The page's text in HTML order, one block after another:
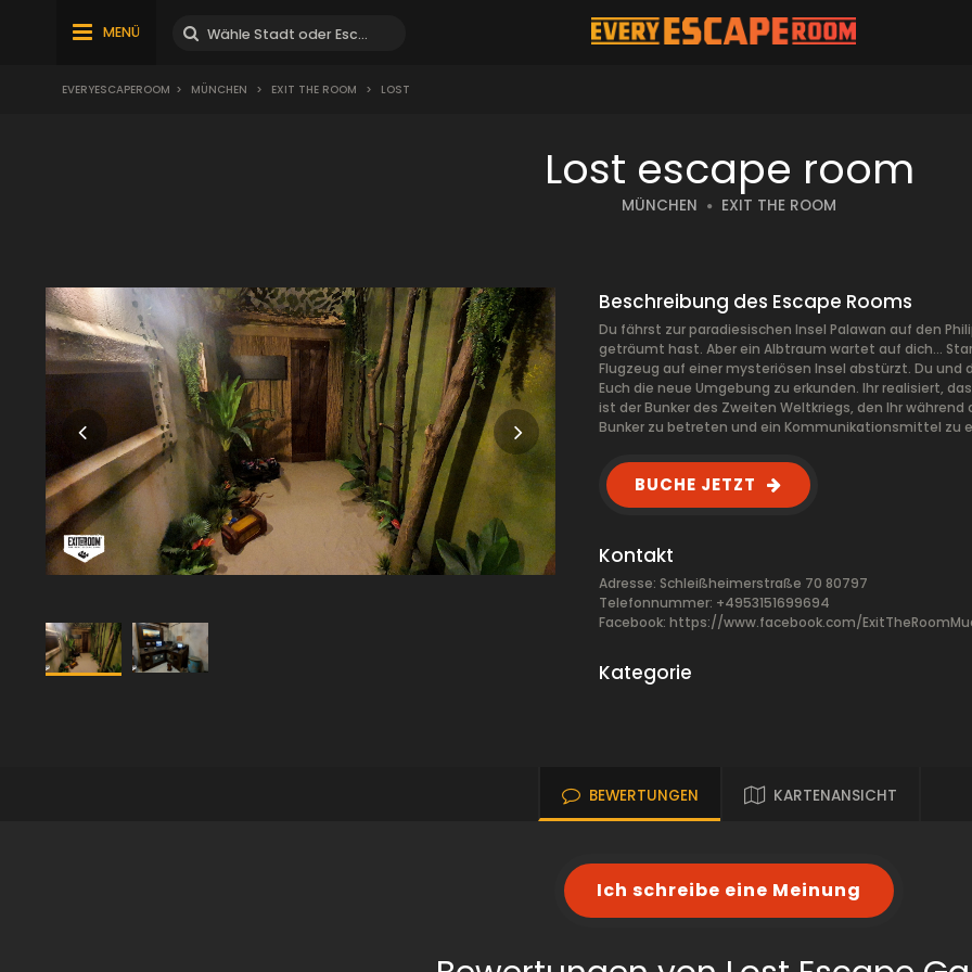
MENÜ
EVERYESCAPEROOM > MÜNCHEN > EXIT THE ROOM > LOST
Lost escape room
MÜNCHEN EXIT THE ROOM
Beschreibung des Escape Rooms
Du fährst zur paradiesischen Insel Palawan auf den
geträumt hast. Aber ein Albtraum wartet auf dich...
Flugzeug auf einer mysteriösen Insel abstürzt. Du und
Euch die neue Umgebung zu erkunden. Ihr realisiert,
ist der Bunker des Zweiten Weltkriegs, den Ihr
Bunker zu betreten und ein Kommunikationsmittel zu
BUCHE JETZT
Kontakt
Adresse: Schleißheimerstraße 70 80797
Telefonnummer: +4953151699694
Facebook: https://www.facebook.com/
Kategorie
BEWERTUNGEN KARTENANSICHT
Ich schreibe eine Meinung